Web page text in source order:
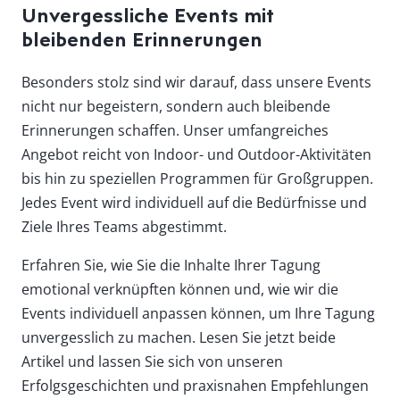
Unvergessliche Events mit
bleibenden Erinnerungen
Besonders stolz sind wir darauf, dass unsere Events
nicht nur begeistern, sondern auch bleibende
Erinnerungen schaffen. Unser umfangreiches
Angebot reicht von Indoor- und Outdoor-Aktivitäten
bis hin zu speziellen Programmen für Großgruppen.
Jedes Event wird individuell auf die Bedürfnisse und
Ziele Ihres Teams abgestimmt.
Erfahren Sie, wie Sie die Inhalte Ihrer Tagung
emotional verknüpften können und, wie wir die
Events individuell anpassen können, um Ihre Tagung
unvergesslich zu machen. Lesen Sie jetzt beide
Artikel und lassen Sie sich von unseren
Erfolgsgeschichten und praxisnahen Empfehlungen